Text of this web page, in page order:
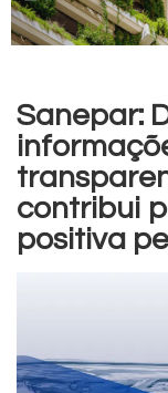
Sanepar:
contribui
positiva